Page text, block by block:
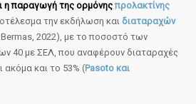
η παραγωγή της ορμόνηςπρολακτίνης
την εκδήλωση και διαταραχών
2022), με το ποσοστό των
40 με ΣΕΛ, που αναφέρουν διαταραχές
ακόμα και το 53% (Pasoto και